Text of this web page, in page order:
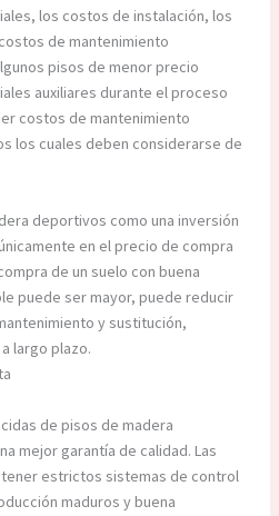
los costos de instalación, los
de mantenimiento
pisos de menor precio
auxiliares durante el proceso
costos de mantenimiento
los cuales deben considerarse de
deportivos como una inversión
en el precio de compra
de un suelo con buena
puede ser mayor, puede reducir
y sustitución,
largo plazo.
de pisos de madera
mejor garantía de calidad. Las
estrictos sistemas de control
maduros y buena